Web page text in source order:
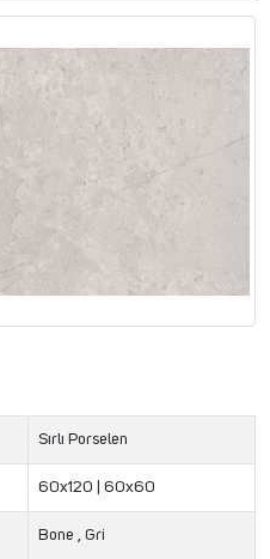
Sırlı Porselen
60x120 | 60x60
Bone , Gri